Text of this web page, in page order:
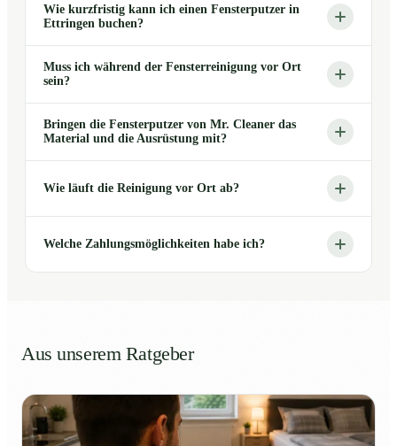
Wie kurzfristig kann ich einen Fensterputzer in
Ettringen buchen?
Muss ich während der Fensterreinigung vor Ort
sein?
Bringen die Fensterputzer von Mr. Cleaner das
Material und die Ausrüstung mit?
Wie läuft die Reinigung vor Ort ab?
Welche Zahlungsmöglichkeiten habe ich?
Aus unserem Ratgeber